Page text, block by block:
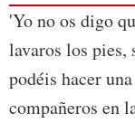
'Yo no os digo
lavaros los pies,
podéis hacer
compañeros en